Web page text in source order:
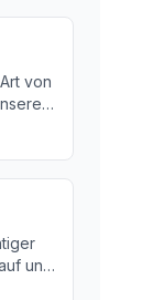
von
uns